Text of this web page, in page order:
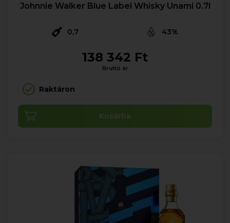
Johnnie Walker Blue Label Whisky Unami 0.7l
0,7 43%
138 342 Ft
Bruttó ár
Raktáron
Kosárba